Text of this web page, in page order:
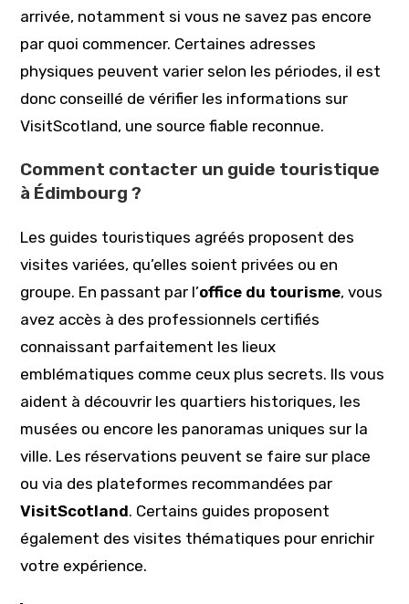
arrivée, notamment si vous ne savez pas encore
par quoi commencer. Certaines adresses
physiques peuvent varier selon les périodes, il est
donc conseillé de vérifier les informations sur
VisitScotland, une source fiable reconnue.
Comment contacter un guide touristique
à Édimbourg ?
Les guides touristiques agréés proposent des
visites variées, qu’elles soient privées ou en
groupe. En passant par l’office du tourisme, vous
avez accès à des professionnels certifiés
connaissant parfaitement les lieux
emblématiques comme ceux plus secrets. Ils vous
aident à découvrir les quartiers historiques, les
musées ou encore les panoramas uniques sur la
ville. Les réservations peuvent se faire sur place
ou via des plateformes recommandées par
VisitScotland. Certains guides proposent
également des visites thématiques pour enrichir
votre expérience.